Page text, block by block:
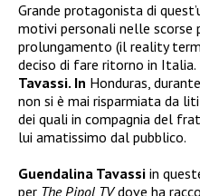
Grande protagonista di
motivi personali nelle
prolungamento (il reality
deciso di fare ritorno in Italia.
Tavassi. In Honduras,
non si è mai risparmiata da
dei quali in compagnia del
lui amatissimo dal pubblico.
Guendalina Tavassi in
per The Pipol TVdove ha